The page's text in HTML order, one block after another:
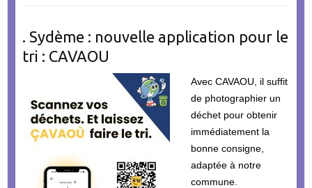
. Sydème : nouvelle application pour le
tri : CAVAOU
Avec CAVAOU, il suffit
de photographier un
déchet pour obtenir
immédiatement la
bonne consigne,
adaptée à notre
commune.